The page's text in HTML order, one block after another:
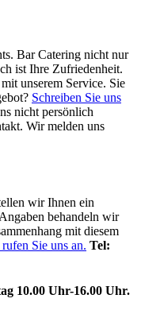
Bar Catering nicht nur
ist Ihre Zufriedenheit.
unserem Service. Sie
Schreiben Sie uns
nicht persönlich
Wir melden uns
wir Ihnen ein
behandeln wir
mit diesem
Sie uns an. Tel:
10.00 Uhr-16.00 Uhr.